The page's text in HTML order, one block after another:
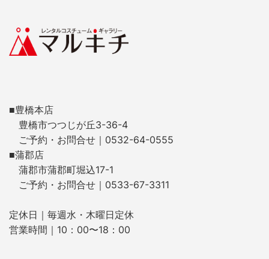
■豊橋本店
豊橋市つつじが丘3-36-4
ご予約・お問合せ｜0532-64-0555
■蒲郡店
蒲郡市蒲郡町堀込17-1
ご予約・お問合せ｜0533-67-3311
定休日｜毎週水・木曜日定休
営業時間｜10：00〜18：00